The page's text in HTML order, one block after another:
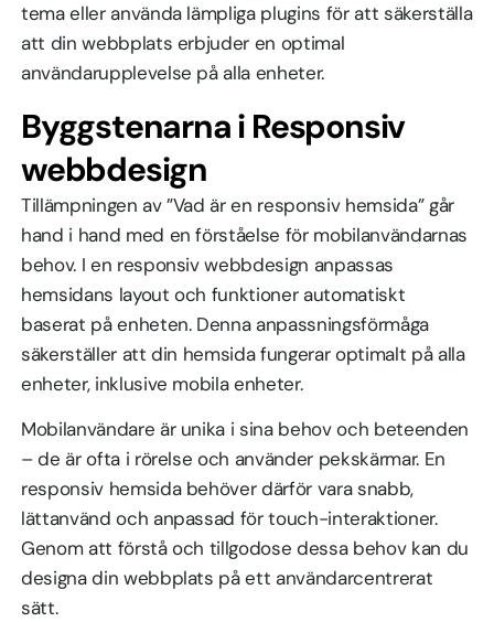
tema eller använda lämpliga plugins för att säkerställa
att din webbplats erbjuder en optimal
användarupplevelse på alla enheter.
Byggstenarna i Responsiv
webbdesign
Tillämpningen av ”Vad är en responsiv hemsida” går
hand i hand med en förståelse för mobilanvändarnas
behov. I en responsiv webbdesign anpassas
hemsidans layout och funktioner automatiskt
baserat på enheten. Denna anpassningsförmåga
säkerställer att din hemsida fungerar optimalt på alla
enheter, inklusive mobila enheter.
Mobilanvändare är unika i sina behov och beteenden
– de är ofta i rörelse och använder pekskärmar. En
responsiv hemsida behöver därför vara snabb,
lättanvänd och anpassad för touch-interaktioner.
Genom att förstå och tillgodose dessa behov kan du
designa din webbplats på ett användarcentrerat
sätt.